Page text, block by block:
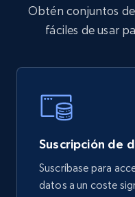
877+ 124+
URL, Product id,
Discount rate,
eCommerce
832+ 46+
Obtén conjuntos
fáciles de usar
Suscripción de
Suscríbase para
datos a un coste